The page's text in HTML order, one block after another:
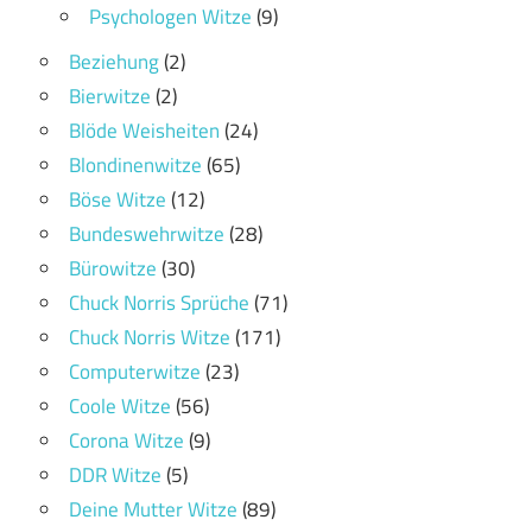
Psychologen Witze(9)
Beziehung(2)
Bierwitze(2)
Blöde Weisheiten(24)
Blondinenwitze(65)
Böse Witze(12)
Bundeswehrwitze(28)
Bürowitze(30)
Chuck Norris Sprüche(71)
Chuck Norris Witze(171)
Computerwitze(23)
Coole Witze(56)
Corona Witze(9)
DDR Witze(5)
Deine Mutter Witze(89)